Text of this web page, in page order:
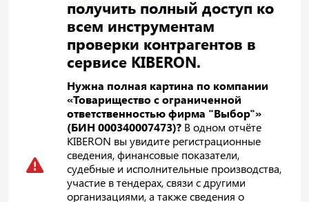
получить полный доступ ко
всем инструментам
проверки контрагентов в
сервисе KIBERON.
Нужна полная картина по компании
«Товарищество с ограниченной
ответственностью фирма "Выбор"»
(БИН 000340007473)? В одном отчёте
KIBERON вы увидите регистрационные
сведения, финансовые показатели,
судебные и исполнительные производства,
участие в тендерах, связи с другими
организациями, а также сведения о